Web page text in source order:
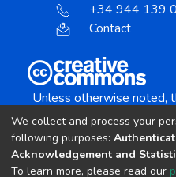
+34 944 139
Contact
Unless otherwise noted,
Creative Commons
We collect and process your
following purposes:
Acknowledgement and
To learn more, please read our